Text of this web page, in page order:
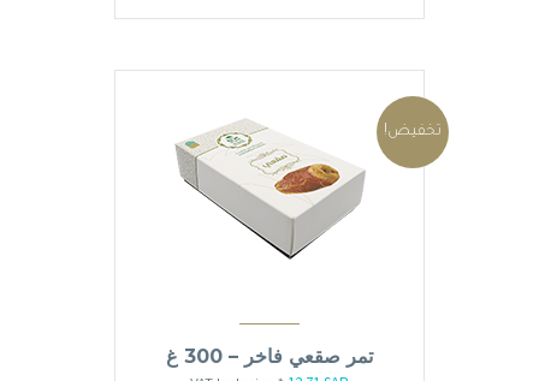
تخفيض!
تمر صقعي فاخر – 300 غ